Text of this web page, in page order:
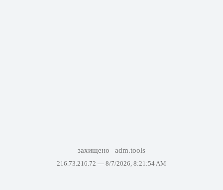
захищено adm.tools
216.73.216.72 — 8/7/2026, 8:21:54 AM